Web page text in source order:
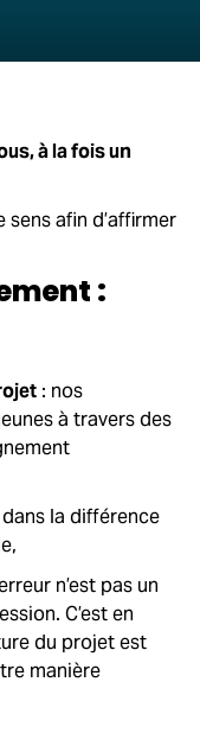
à la fois un
afin d’affirmer
:
: nos
à travers des
dans la différence
n’est pas un
C’est en
du projet est
manière